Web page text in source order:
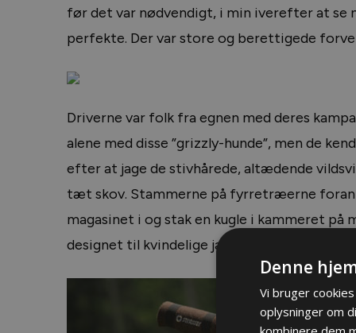
før det var nødvendigt, i min iverefter at se
perfekte. Der var store og berettigede
Driverne var folk fra egnen med deres
alene med disse ”grizzly-hunde”, men de
efter at jage de stivhårede, altædende
tæt skov. Stammerne på fyrretræerne foran
magasinet i og stak en kugle i kammeret
designet til kvindelige jægere.
Denne
Vi bruger
oplysninger om